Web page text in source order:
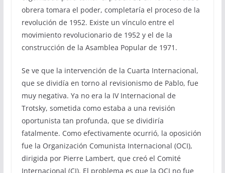
obrera tomara el poder, completaría el proceso de la
revolución de 1952. Existe un vínculo entre el
movimiento revolucionario de 1952 y el de la
construcción de la Asamblea Popular de 1971.
Se ve que la intervención de la Cuarta Internacional,
que se dividía en torno al revisionismo de Pablo, fue
muy negativa. Ya no era la IV Internacional de
Trotsky, sometida como estaba a una revisión
oportunista tan profunda, que se dividiría
fatalmente. Como efectivamente ocurrió, la oposición
fue la Organización Comunista Internacional (OCI),
dirigida por Pierre Lambert, que creó el Comité
Internacional (CI). El problema es que la OCI no fue